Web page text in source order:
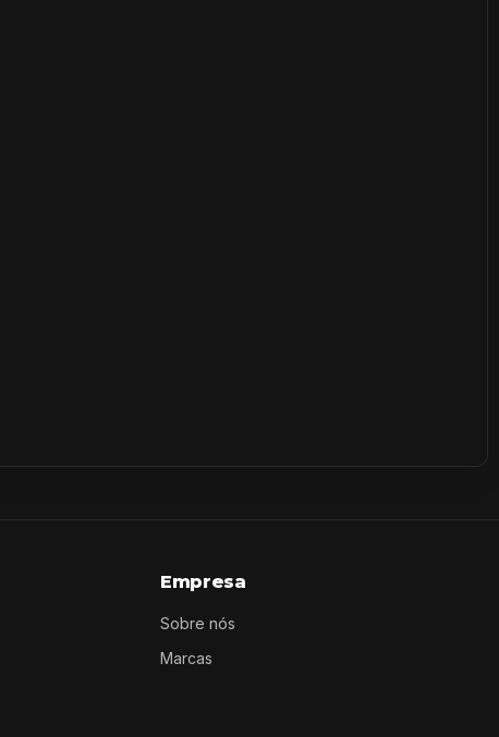
Empresa
Sobre nós
Marcas